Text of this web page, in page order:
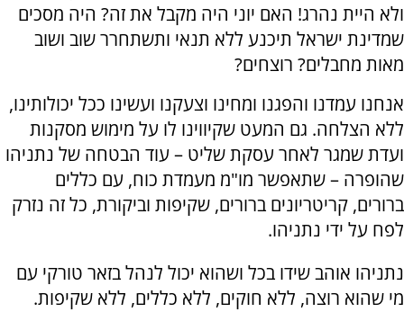
ולא היית נהרג! האם יוני היה מקבל את זה? היה מסכים
שמדינת ישראל תיכנע ללא תנאי ותשתחרר שוב ושוב
מאות מחבלים? רוצחים?
אנחנו עמדנו והפגנו ומחינו וצעקנו ועשינו ככל יכולותינו,
ללא הצלחה. גם המעט שקיווינו לו על מימוש מסקנות
ועדת שמגר לאחר עסקת שליט – עוד הבטחה של נתניהו
שהופרה – שתאפשר מו"מ מעמדת כוח, עם כללים
ברורים, קריטריונים ברורים, שקיפות וביקורת, כל זה נזרק
לפח על ידי נתניהו.
נתניהו אוהב שידו בכל ושהוא יכול לנהל בזאר טורקי עם
מי שהוא רוצה, ללא חוקים, ללא כללים, ללא שקיפות.